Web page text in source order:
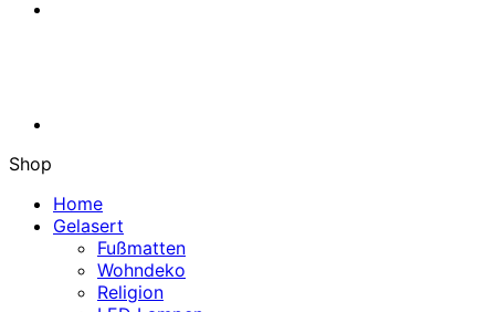
Shop
Home
Gelasert
Fußmatten
Wohndeko
Religion